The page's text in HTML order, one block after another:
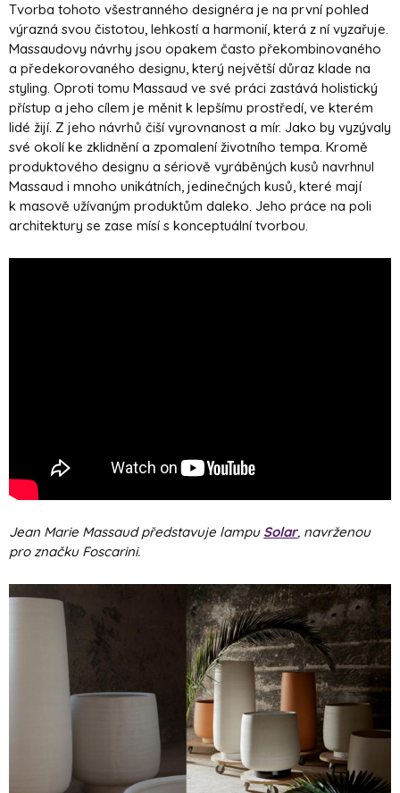
Tvorba tohoto všestranného designéra je na první pohled
výrazná svou čistotou, lehkostí a harmonií, která z ní vyzařuje.
Massaudovy návrhy jsou opakem často překombinovaného
a předekorovaného designu, který největší důraz klade na
styling. Oproti tomu Massaud ve své práci zastává holistický
přístup a jeho cílem je měnit k lepšímu prostředí, ve kterém
lidé žijí. Z jeho návrhů čiší vyrovnanost a mír. Jako by vyzývaly
své okolí ke zklidnění a zpomalení životního tempa. Kromě
produktového designu a sériově vyráběných kusů navrhnul
Massaud i mnoho unikátních, jedinečných kusů, které mají
k masově užívaným produktům daleko. Jeho práce na poli
architektury se zase mísí s konceptuální tvorbou.
Jean Marie Massaud představuje lampu Solar, navrženou
pro značku Foscarini.